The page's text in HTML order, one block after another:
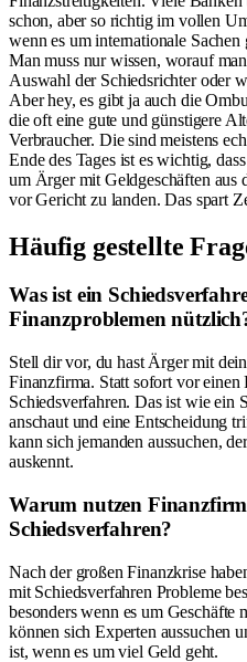
schon, aber so richtig im vollen
wenn es um internationale
Man muss nur wissen, worauf
Auswahl der Schiedsrichter oder
Aber hey, es gibt ja auch die
die oft eine gute und günstigere
Verbraucher. Die sind meistens
Ende des Tages ist es wichtig,
um Ärger mit Geldgeschäften aus
vor Gericht zu landen. Das spart
Häufig gestellte
Was ist ein
Finanzproblemen
Stell dir vor, du hast Ärger mit
Finanzfirma. Statt sofort vor einen
Schiedsverfahren. Das ist wie ein
anschaut und eine Entscheidung
kann sich jemanden aussuchen,
auskennt.
Warum nutzen
Schiedsverfahren?
Nach der großen Finanzkrise
mit Schiedsverfahren Probleme
besonders wenn es um Geschäfte
können sich Experten aussuchen
ist, wenn es um viel Geld geht.